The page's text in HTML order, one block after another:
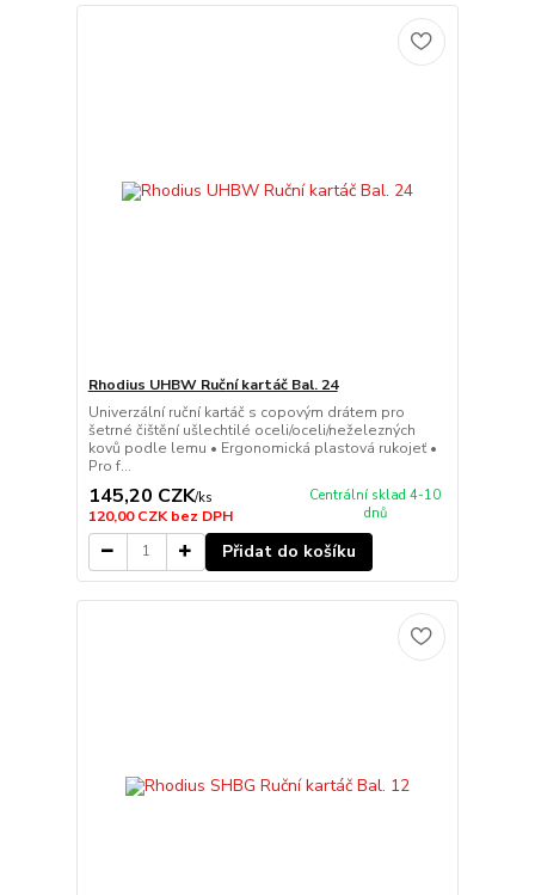
Rhodius UHBW Ruční kartáč Bal. 24
Univerzální ruční kartáč s copovým drátem pro
šetrné čištění ušlechtilé oceli/oceli/neželezných
kovů podle lemu • Ergonomická plastová rukojeť •
Pro f...
145,20 CZK/ks
120,00 CZKbez DPH
Centrální sklad 4-10
dnů
Přidat do košíku